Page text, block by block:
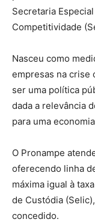
Secretaria
Competitividade
Nasceu como
empresas na crise
ser uma política
dada a relevância
para uma
O Pronampe
oferecendo linha
máxima igual à
de Custódia
concedido.